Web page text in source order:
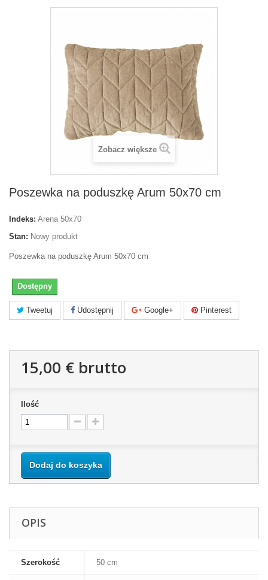
Zobacz większe
Poszewka na poduszkę Arum 50x70 cm
Indeks: Arena 50x70
Stan: Nowy produkt
Poszewka na poduszkę Arum 50x70 cm
Dostępny
Tweetuj Udostępnij Google+ Pinterest
15,00 € brutto
Ilość
Dodaj do koszyka
OPIS
Szerokość 50 cm